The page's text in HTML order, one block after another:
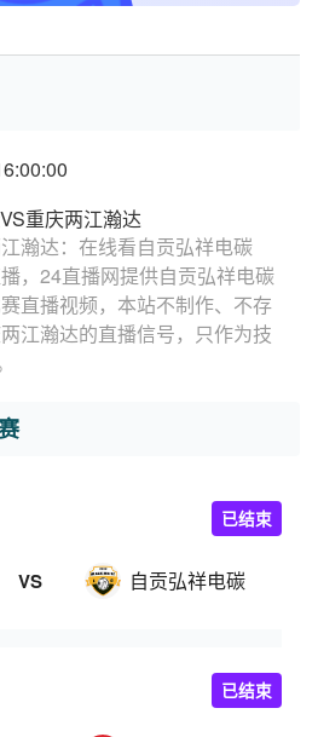
重庆两江瀚达
瀚达：在线看自贡弘祥电碳
，24直播网提供自贡弘祥电碳
直播视频，本站不制作、不存
江瀚达的直播信号，只作为技
VS 自贡弘祥电碳
已结束
已结束